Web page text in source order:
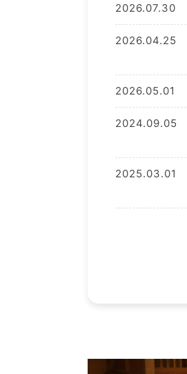
2026.07.30
2026.04.25
2026.05.01
2024.09.05
2025.03.01